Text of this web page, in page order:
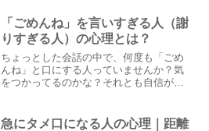
心理が隠れている。今回は、そんな“察し
てちゃん”の深層心理と、なぜそうなって
しまうのかをやさしく読み解いていく。
「ごめんね」を言いすぎる人（謝
りすぎる人）の心理とは？
ちょっとした会話の中で、何度も「ごめ
んね」と口にする人っていませんか？気
をつかってるのかな？それとも自信がな
ていきます。
急にタメ口になる人の心理｜距離